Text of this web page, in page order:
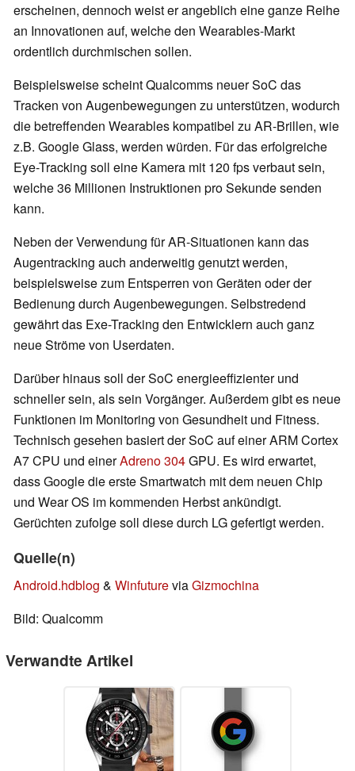
erscheinen, dennoch weist er angeblich eine ganze Reihe
an Innovationen auf, welche den Wearables-Markt
ordentlich durchmischen sollen.
Beispielsweise scheint Qualcomms neuer SoC das
Tracken von Augenbewegungen zu unterstützen, wodurch
die betreffenden Wearables kompatibel zu AR-Brillen, wie
z.B. Google Glass, werden würden. Für das erfolgreiche
Eye-Tracking soll eine Kamera mit 120 fps verbaut sein,
welche 36 Millionen Instruktionen pro Sekunde senden
kann.
Neben der Verwendung für AR-Situationen kann das
Augentracking auch anderweitig genutzt werden,
beispielsweise zum Entsperren von Geräten oder der
Bedienung durch Augenbewegungen. Selbstredend
gewährt das Exe-Tracking den Entwicklern auch ganz
neue Ströme von Userdaten.
Darüber hinaus soll der SoC energieeffizienter und
schneller sein, als sein Vorgänger. Außerdem gibt es neue
Funktionen im Monitoring von Gesundheit und Fitness.
Technisch gesehen basiert der SoC auf einer ARM Cortex
A7 CPU und einerAdreno 304GPU. Es wird erwartet,
dass Google die erste Smartwatch mit dem neuen Chip
und Wear OS im kommenden Herbst ankündigt.
Gerüchten zufolge soll diese durch LG gefertigt werden.
Quelle(n)
Android.hdblog & WinfutureviaGizmochina
Bild: Qualcomm
Verwandte Artikel